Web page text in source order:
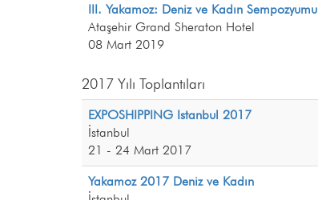
III. Yakamoz: Deniz ve Kadın Sempozyumu
Ataşehir Grand Sheraton Hotel
08 Mart 2019
2017 Yılı Toplantıları
EXPOSHIPPING Istanbul 2017
İstanbul
21 - 24 Mart 2017
Yakamoz 2017 Deniz ve Kadın